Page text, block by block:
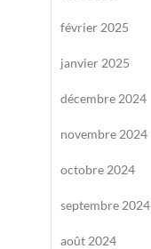
février 2025
janvier 2025
décembre 2024
novembre 2024
octobre 2024
septembre 2024
août 2024